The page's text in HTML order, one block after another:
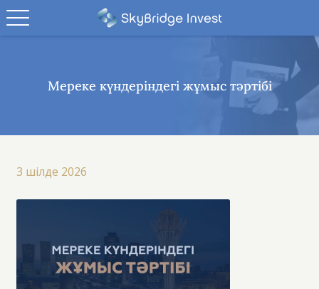
Мереке күндеріндегі жұмыс тәртібі
3 шілде 2026